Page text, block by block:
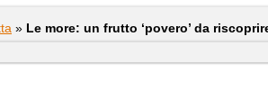
» Le more: un frutto ‘povero’ da